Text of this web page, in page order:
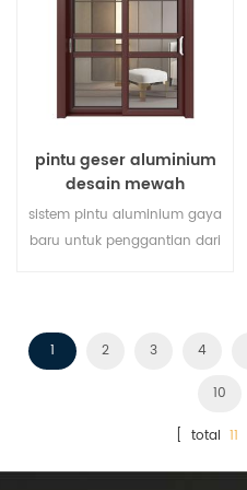
kebutuhan arsitektur.
pintu geser aluminium
desain mewah
sistem pintu aluminium gaya
baru untuk penggantian dari
1 2 3 4
10
[ total 11